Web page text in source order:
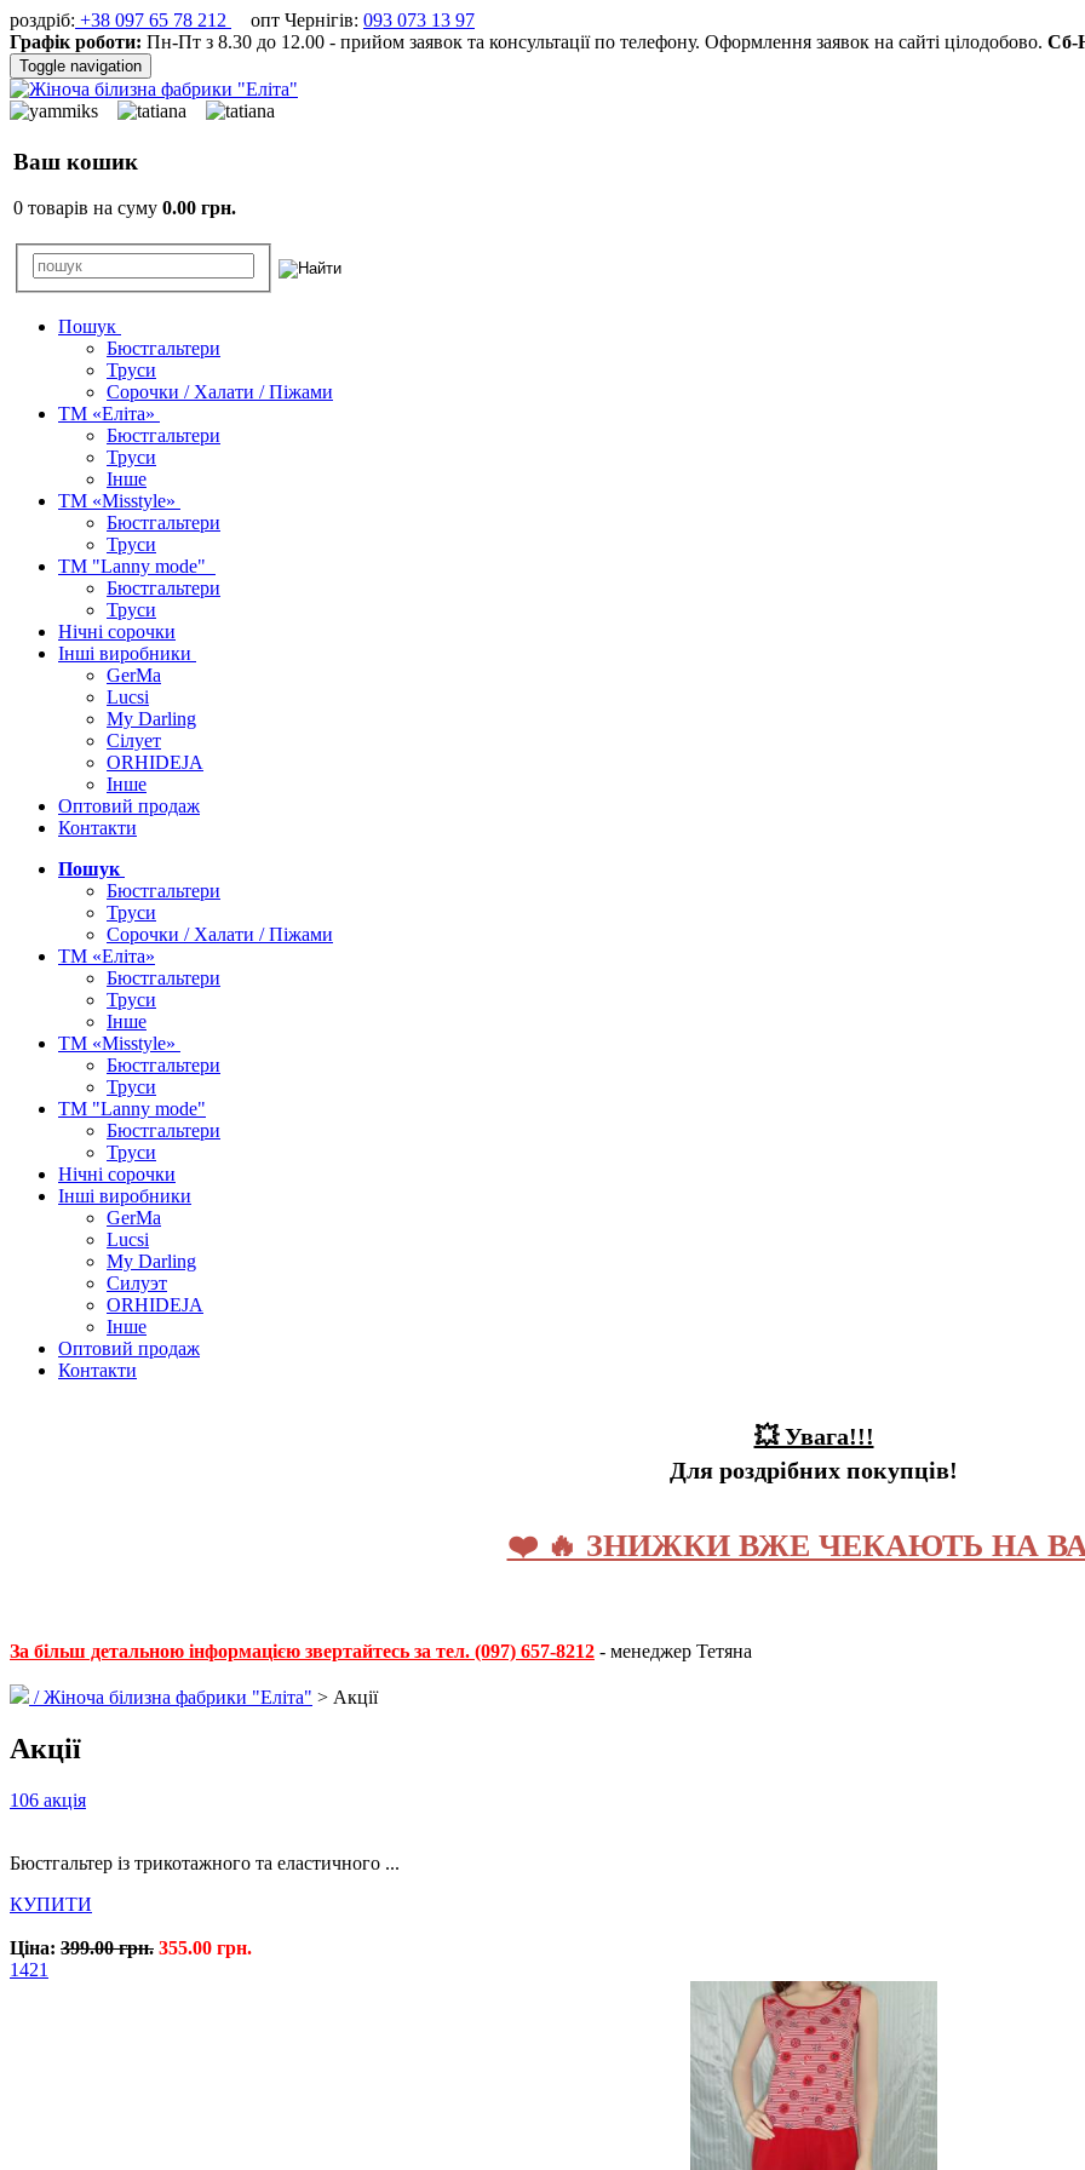
роздріб: +38 097 65 78 212 опт Чернігів: 093 073 13 97
Графік роботи: Пн-Пт з 8.30 до 12.00 - прийом заявок та консультації по телефону. Оформлення заявок на сайті цілодобово. Сб-
Toggle navigation
Ваш кошик
0 товарів на суму 0.00 грн.
Пошук
Бюстгальтери
Труси
Сорочки / Халати / Піжами
ТМ «Еліта»
Бюстгальтери
Труси
Інше
ТМ «Misstyle»
Бюстгальтери
Труси
ТМ "Lanny mode"
Бюстгальтери
Труси
Нічні сорочки
Інші виробники
GerMa
Lucsi
My Darling
Сілует
ORHIDEJA
Інше
Оптовий продаж
Контакти
Пошук
Бюстгальтери
Труси
Сорочки / Халати / Піжами
ТМ «Еліта»
Бюстгальтери
Труси
Інше
ТМ «Misstyle»
Бюстгальтери
Труси
ТМ "Lanny mode"
Бюстгальтери
Труси
Нічні сорочки
Інші виробники
GerMa
Lucsi
My Darling
Силуэт
ORHIDEJA
Інше
Оптовий продаж
Контакти
💥 Увага!!!
Для роздрібних покупців!
❤️ 🔥 ЗНИЖКИ ВЖЕ ЧЕКАЮТЬ НА
За більш детальною інформацією звертайтесь за тел. (097) 657-8212 - менеджер Тетяна
/Жіноча білизна фабрики "Еліта" > Акції
Акції
106 акція
Бюстгальтер із трикотажного та еластичного ...
КУПИТИ
Ціна: 399.00 грн. 355.00 грн.
1421